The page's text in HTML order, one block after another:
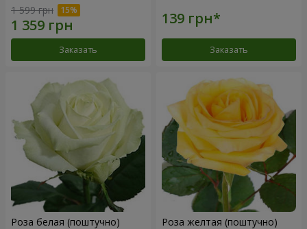
1 599 грн
Заказать Заказать
Роза белая (поштучно) Роза желтая (поштучно)